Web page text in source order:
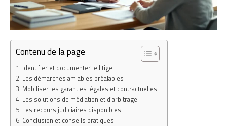
Contenu de la page
Identifier et documenter le litige
Les démarches amiables préalables
Mobiliser les garanties légales et contractuelles
Les solutions de médiation et d’arbitrage
Les recours judiciaires disponibles
Conclusion et conseils pratiques